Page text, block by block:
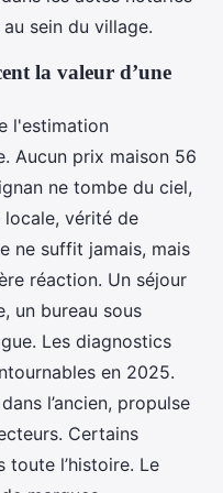
sein du village.
la valeur d’une
l'estimation
Aucun prix maison 56
ne tombe du ciel,
locale, vérité de
ne suffit jamais, mais
réaction. Un séjour
un bureau sous
Les diagnostics
en 2025.
l’ancien, propulse
Certains
toute l’histoire. Le